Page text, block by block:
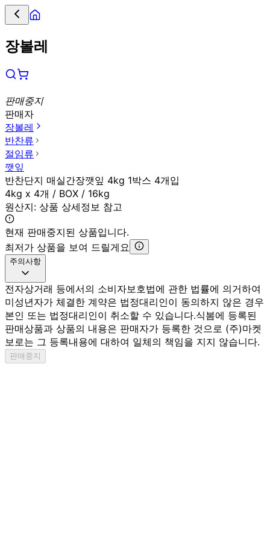
장볼레
판매중지
판매자
장볼레
반찬류
절임류
깻잎
반찬단지 매실간장깻잎 4kg 1박스 4개입
4kg x 4개 / BOX / 16kg
원산지: 상품 상세정보 참고
현재 판매중지된 상품입니다.
최저가 상품을 보여 드릴게요
주의사항
전자상거래 등에서의 소비자보호법에 관한 법률에 의거하여
미성년자가 체결한 계약은 법정대리인이 동의하지 않은 경우
본인 또는 법정대리인이 취소할 수 있습니다.식봄에 등록된
판매상품과 상품의 내용은 판매자가 등록한 것으로 (주)마켓
보로는 그 등록내용에 대하여 일체의 책임을 지지 않습니다.
판매중지